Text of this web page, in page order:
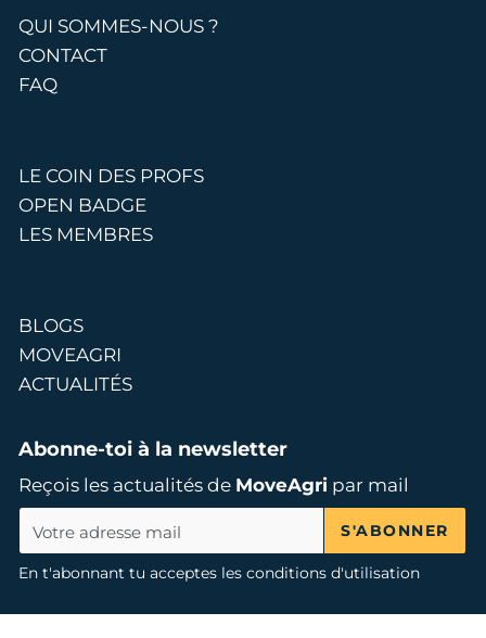
QUI SOMMES-NOUS ?
CONTACT
FAQ
LE COIN DES PROFS
OPEN BADGE
LES MEMBRES
BLOGS
MOVEAGRI
ACTUALITÉS
Abonne-toi à la newsletter
Reçois les actualités de MoveAgripar mail
S'ABONNER
En t'abonnant tu acceptes les conditions d'utilisation